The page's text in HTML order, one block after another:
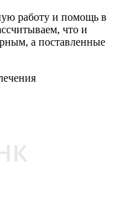
работу и помощь в
что и
а поставленные